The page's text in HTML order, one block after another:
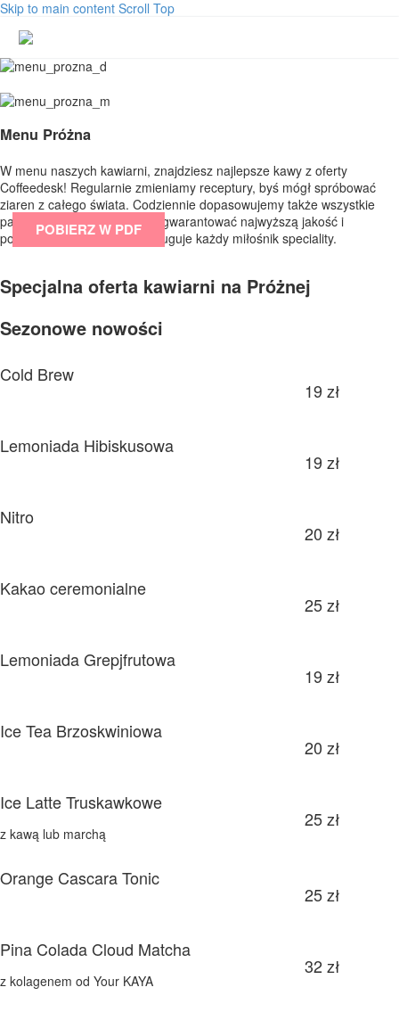
Skip to main content Scroll Top
Menu Próżna
W menu naszych kawiarni, znajdziesz najlepsze kawy z oferty
Coffeedesk! Regularnie zmieniamy receptury, byś mógł spróbować
ziaren z całego świata. Codziennie dopasowujemy także wszystkie
parametry parzenia – aby zagwarantować najwyższą jakość i
powtarzalność, na którą zasługuje każdy miłośnik speciality.
POBIERZ W PDF
Specjalna oferta kawiarni na Próżnej
Sezonowe nowości
Cold Brew
19 zł
Lemoniada Hibiskusowa
19 zł
Nitro
20 zł
Kakao ceremonialne
25 zł
Lemoniada Grepjfrutowa
19 zł
Ice Tea Brzoskwiniowa
20 zł
Ice Latte Truskawkowe
z kawą lub marchą
25 zł
Orange Cascara Tonic
25 zł
Pina Colada Cloud Matcha
z kolagenem od Your KAYA
32 zł